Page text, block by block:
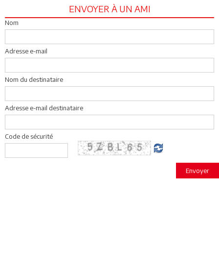
ENVOYER À UN AMI
Nom
Adresse e-mail
Nom du destinataire
Adresse e-mail destinataire
Code de sécurité
Envoyer